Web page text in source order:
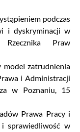
podczas
i dyskryminacji w
Rzecznika Praw
model zatrudnienia
i Administracji
w Poznaniu, 15
Prawa Pracy i
i sprawiedliwość w